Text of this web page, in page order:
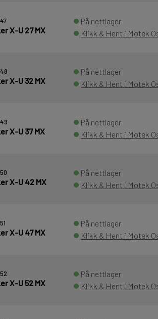
X-U 27 MX
På nettlager
Klikk & Hent i Motek
X-U 32 MX
På nettlager
Klikk & Hent i Motek
X-U 37 MX
På nettlager
Klikk & Hent i Motek
X-U 42 MX
På nettlager
Klikk & Hent i Motek
X-U 47 MX
På nettlager
Klikk & Hent i Motek
X-U 52 MX
På nettlager
Klikk & Hent i Motek